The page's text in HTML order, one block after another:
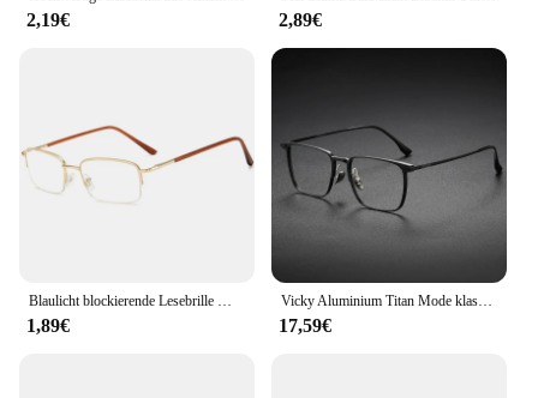
2,19€ 2,89€
Blaulicht blockierende Lesebrille Männer Frauen ultraleichte tr90 Titan legierung optische Rahmen brille quadratische Brille
1,89€
Vicky Aluminium Titan Mode klassisches Geschäft Anti-Blaulicht Lesebrille Männer mit Brillen gläsern angepasst 20248
17,59€